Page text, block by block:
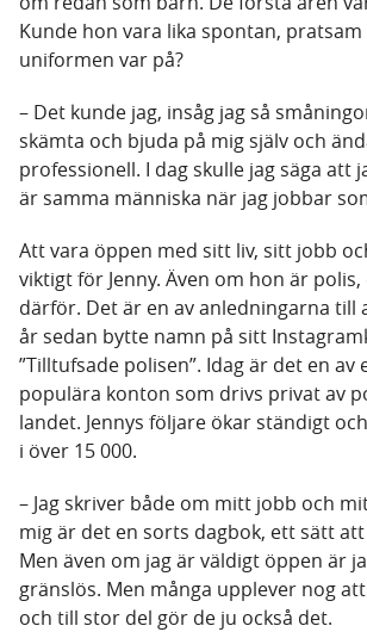
Kunde hon vara lika spontan,
uniformen var på?
– Det kunde jag, insåg jag så
skämta och bjuda på mig själv och
professionell. I dag skulle jag säga att
är samma människa när jag jobbar
Att vara öppen med sitt liv, sitt jobb
viktigt för Jenny. Även om hon är
därför. Det är en av anledningarna till
år sedan bytte namn på sitt
”Tilltufsade polisen”. Idag är det en av
populära konton som drivs privat av
landet. Jennys följare ökar ständigt
i över 15 000.
– Jag skriver både om mitt jobb och
mig är det en sorts dagbok, ett sätt
Men även om jag är väldigt öppen är
gränslös. Men många upplever nog
och till stor del gör de ju också det.